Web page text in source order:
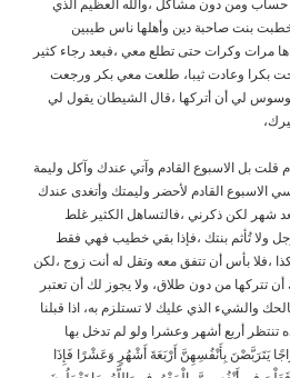
ومن دون مشاكل ،والله العظيم الذي
خطبت بنت صاحبة دين وأهلها ناس طيبين
مرات وكرات حتى تطلع معي ،فبعد رجاء كثير
بكرا وعادت ثيبا، طلعت معي بكر ورجعت
لي أن أتركها ،قال الشيطان يقول لي
قلت بل الاسبوع القادم وآتي عندك وآكل وليمة
الاسبوع القادم لأحضر وليمتك وأتغدى عندك
شهر لكن ذكرني ،فالتساهل الكثير غلط
ولا تُأثم بنتك ،فإذا بقي خطيب فهي فقط
،فلا بأس أن تتفق معه وتقل له أنت زوج ،لكن
تتركها من دون طلاق، ولا يجوز لك أن تعتبر
والشيء الذي عليك لا تستلزم به، اذا قبلنا
تنتظر أربع أشهر وعشرا ولو لم تدخل بها
يَتَرَبَّصْنَ بِأَنْفُسِهِنَّ أَرْبَعَةَ أَشْهُرٍ وَعَشْرًا فَإِذَا